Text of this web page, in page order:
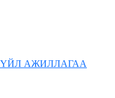
ҮЙЛ АЖИЛЛАГАА